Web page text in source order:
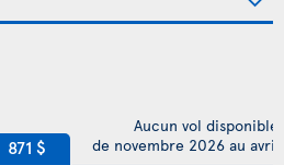
871 $
Aucun vol disponible
de novembre 2026 au avril